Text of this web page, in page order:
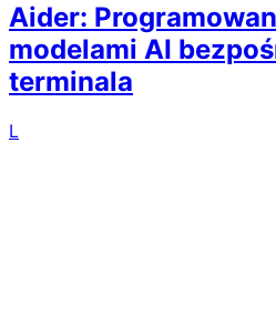
Aider:
modelami AI
terminala
L